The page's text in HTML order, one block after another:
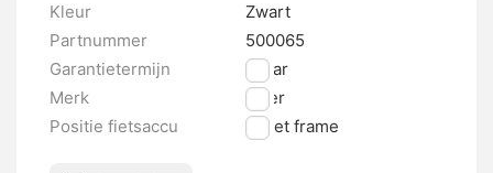
Kleur
Zwart
Partnummer
500065
Garantietermijn
2 jaar
Merk
Flyer
Positie fietsaccu
In het frame